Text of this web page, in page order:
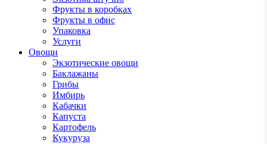
Фрукты в коробках
Фрукты в офис
Упаковка
Услуги
Овощи
Экзотические овощи
Баклажаны
Грибы
Имбирь
Кабачки
Капуста
Картофель
Кукуруза